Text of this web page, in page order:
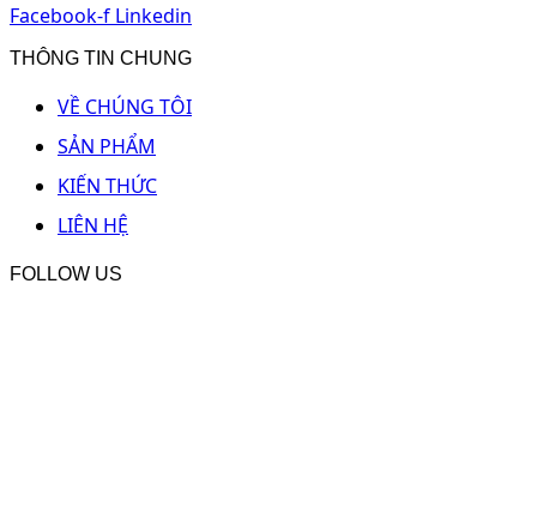
Facebook-f Linkedin
THÔNG TIN CHUNG
VỀ CHÚNG TÔI
SẢN PHẨM
KIẾN THỨC
LIÊN HỆ
FOLLOW US